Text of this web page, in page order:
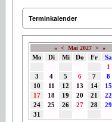
Terminkalender
« < Mai 2027 > »
Mo Di Mi Do Fr Sa
1
3
4 5 6 7 8
10
11 12 13 14 15
17
18 19 20 21 22
24
25 26 27 28 29
31